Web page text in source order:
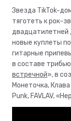
Звезда TikTok-
тяготеть к рок-
двадцатилетней
новые куплеты
гитарные
в составе
встречной», в
Монеточка,
Punk, FAVLAV,